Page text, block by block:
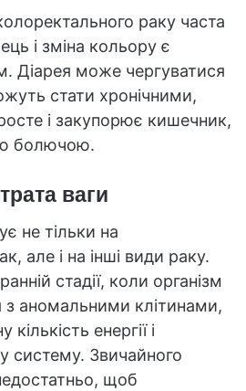
раку часта
і зміна кольору є
Діарея може чергуватися
стати хронічними,
і закупорює кишечник,
болючою.
ваги
не тільки на
але і на інші види раку.
стадії, коли організм
з аномальними клітинами,
енергії і
систему. Звичайного
щоб